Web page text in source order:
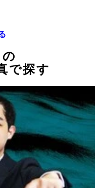
で探す